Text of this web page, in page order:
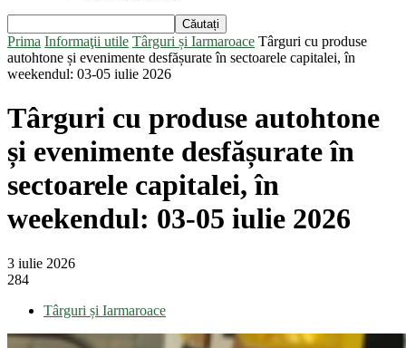
Prima Informaţii utile Târguri și Iarmaroace Târguri cu produse
autohtone și evenimente desfășurate în sectoarele capitalei, în
weekendul: 03-05 iulie 2026
Târguri cu produse autohtone
și evenimente desfășurate în
sectoarele capitalei, în
weekendul: 03-05 iulie 2026
3 iulie 2026
284
Târguri și Iarmaroace